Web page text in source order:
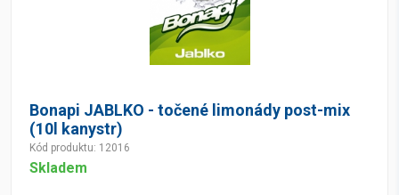
Bonapi JABLKO - točené limonády post-mix
(10l kanystr)
Kód produktu: 12016
Skladem